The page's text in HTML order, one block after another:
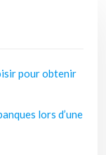
pour obtenir
lors d’une